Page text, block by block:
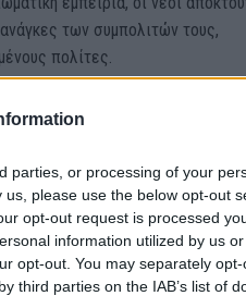
parties, or processing of your
please use the below opt-out
opt-out request is processed
information utilized by us
opt-out. You may separately
third parties on the IAB’s list of
των συμπολιτών τους,
πολίτες.
πρωτοβουλίες, προάγοντας
– Προέδρου του Δημοτικού
και των μελών του